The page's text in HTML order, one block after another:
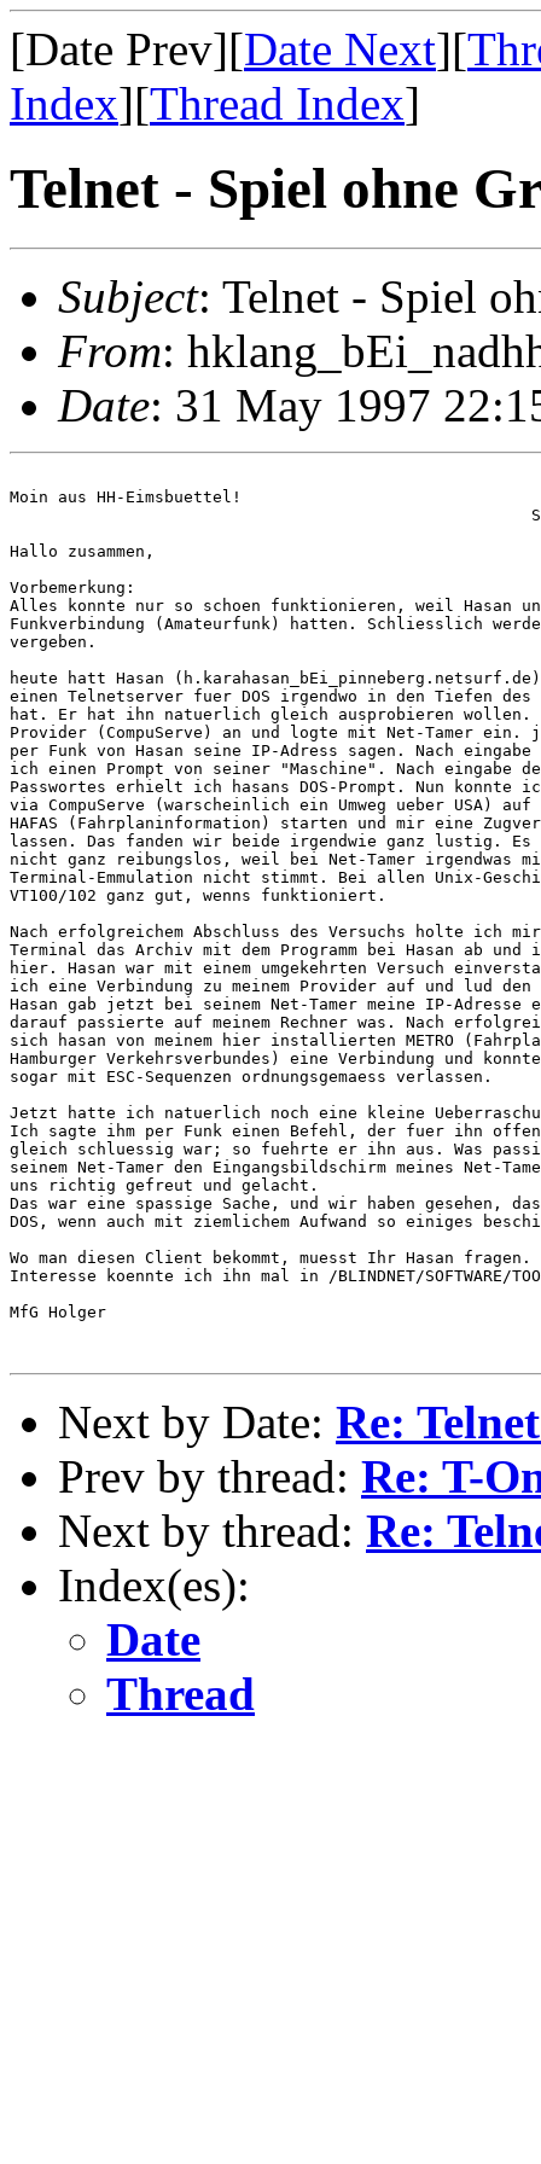
[Date Prev][Date Next][
Index][Thread Index]
Telnet - Spiel ohne
Subject: Telnet - Spiel
From:
Date: 31 May 1997
Moin aus HH-Eimsbuettel!
Hallo zusammen,
Vorbemerkung:
Alles konnte nur so schoen funktionieren, weil Hasan
Funkverbindung (Amateurfunk) hatten. Schliesslich
vergeben.
heute hatt Hasan
einen Telnetserver fuer DOS irgendwo in den Tiefen des
hat. Er hat ihn natuerlich gleich ausprobieren wollen.
Provider (CompuServe) an und logte mit Net-Tamer
per Funk von Hasan seine IP-Adress sagen. Nach eingabe
ich einen Prompt von seiner "Maschine". Nach eingabe
Passwortes erhielt ich hasans DOS-Prompt. Nun konnte
via CompuServe (warscheinlich ein Umweg ueber USA) auf
HAFAS (Fahrplaninformation) starten und mir eine
lassen. Das fanden wir beide irgendwie ganz lustig.
nicht ganz reibungslos, weil bei Net-Tamer irgendwas
Terminal-Emmulation nicht stimmt. Bei allen Unix-
VT100/102 ganz gut, wenns funktioniert.
Nach erfolgreichem Abschluss des Versuchs holte ich
Terminal das Archiv mit dem Programm bei Hasan ab
hier. Hasan war mit einem umgekehrten Versuch
ich eine Verbindung zu meinem Provider auf und lud
Hasan gab jetzt bei seinem Net-Tamer meine IP-Adresse
darauf passierte auf meinem Rechner was. Nach
sich hasan von meinem hier installierten METRO
Hamburger Verkehrsverbundes) eine Verbindung und konnte
sogar mit ESC-Sequenzen ordnungsgemaess verlassen.
Jetzt hatte ich natuerlich noch eine kleine
Ich sagte ihm per Funk einen Befehl, der fuer ihn
gleich schluessig war; so fuehrte er ihn aus. Was
seinem Net-Tamer den Eingangsbildschirm meines Net-
uns richtig gefreut und gelacht.
Das war eine spassige Sache, und wir haben gesehen,
DOS, wenn auch mit ziemlichem Aufwand so einiges
Wo man diesen Client bekommt, muesst Ihr Hasan fragen.
Interesse koennte ich ihn mal in /BLINDNET/SOFTWARE/
MfG Holger
Next by Date: Re:
Prev by thread: Re: T-
Next by thread: Re:
Index(es):
Date
Thread